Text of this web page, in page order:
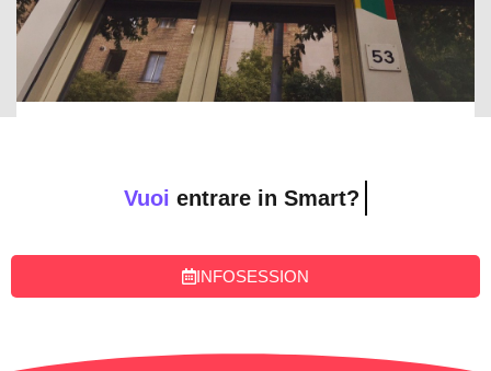
Vuoi entrare in Smart?
INFOSESSION